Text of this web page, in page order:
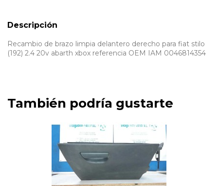
Descripción
Recambio de brazo limpia delantero derecho para fiat stilo
(192) 2.4 20v abarth xbox referencia OEM IAM 0046814354
También podría gustarte